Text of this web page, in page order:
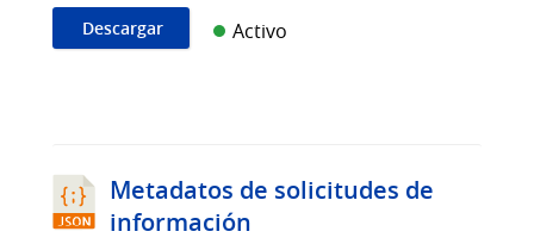
Descargar Activo
Metadatos de solicitudes de
información